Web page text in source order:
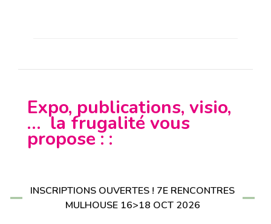
Expo, publications, visio,
… la frugalité vous
propose : :
INSCRIPTIONS OUVERTES ! 7E RENCONTRES
MULHOUSE 16>18 OCT 2026